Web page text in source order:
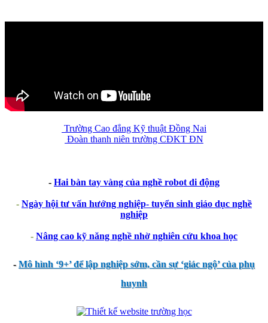
Trường Cao đẳng Kỹ thuật Đồng Nai
Đoàn thanh niên trường CĐKT ĐN
- Hai bàn tay vàng của nghề robot di động
- Ngày hội tư vấn hướng nghiệp- tuyển sinh giáo dục nghề
nghiệp
- Nâng cao kỹ năng nghề nhờ nghiên cứu khoa học
-Mô hình ‘9+’ để lập nghiệp sớm, cần sự ‘giác ngộ’ của phụ
huynh